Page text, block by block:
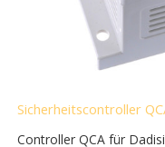
Sicherheitscontroller
Controller QCA für